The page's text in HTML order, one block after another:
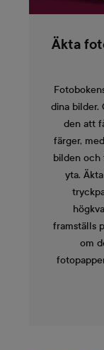
Äkta
dina bilder.
den att
färger,
bilden och
yta.
framställs
om